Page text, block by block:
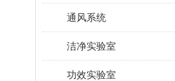
通风系统
洁净实验室
功效实验室